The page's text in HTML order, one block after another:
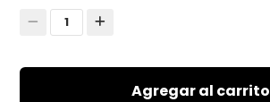
1
Agregar al carrito